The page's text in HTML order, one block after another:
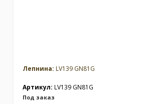
Лепнина: LV139 GN81G
Артикул: LV139 GN81G
Под заказ